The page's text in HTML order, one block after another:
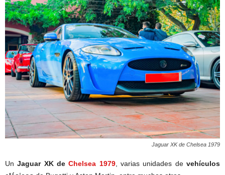
Jaguar XK de Chelsea 1979
UnJaguar XK deChelsea 1979, varias unidades devehículos